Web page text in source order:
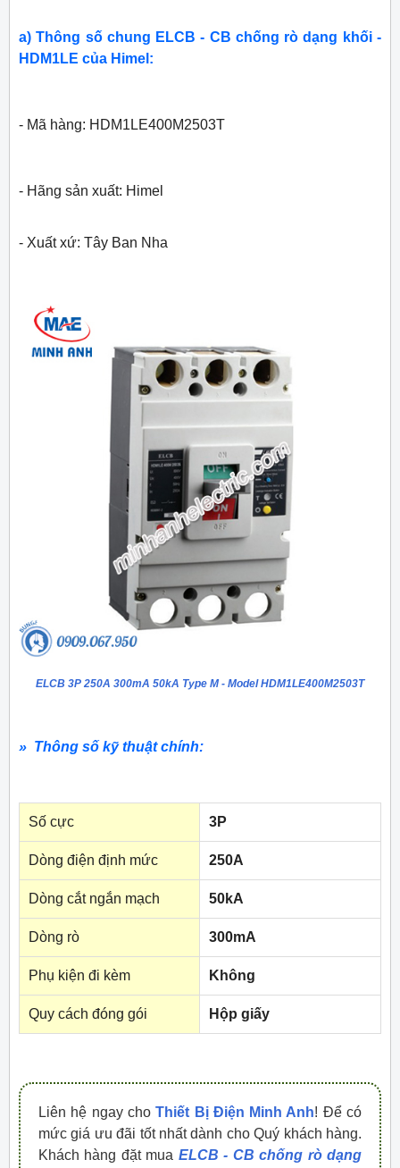
a) Thông số chung ELCB - CB chống rò dạng khối -
HDM1LE của Himel:
- Mã hàng: HDM1LE400M2503T
- Hãng sản xuất: Himel
- Xuất xứ: Tây Ban Nha
ELCB 3P 250A 300mA 50kA Type M - Model HDM1LE400M2503T
» Thông số kỹ thuật chính:
Số cực 3P
Dòng điện định mức 250A
Dòng cắt ngắn mạch 50kA
Dòng rò 300mA
Phụ kiện đi kèm Không
Quy cách đóng gói Hộp giấy
Liên hệ ngay choThiết Bị Điện Minh Anh! Để có
mức giá ưu đãi tốt nhất dành cho Quý khách hàng.
Khách hàng đặt mua ELCB - CB chống rò dạng